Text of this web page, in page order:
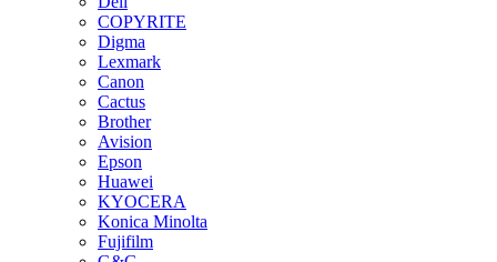
COPYRITE
Digma
Lexmark
Canon
Cactus
Brother
Avision
Epson
Huawei
KYOCERA
Konica Minolta
Fujifilm